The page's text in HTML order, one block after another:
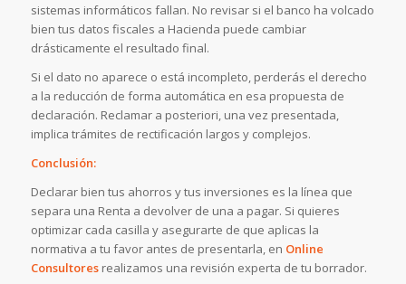
sistemas informáticos fallan. No revisar si el banco ha volcado
bien tus datos fiscales a Hacienda puede cambiar
drásticamente el resultado final.
Si el dato no aparece o está incompleto, perderás el derecho
a la reducción de forma automática en esa propuesta de
declaración. Reclamar a posteriori, una vez presentada,
implica trámites de rectificación largos y complejos.
Conclusión:
Declarar bien tus ahorros y tus inversiones es la línea que
separa una Renta a devolver de una a pagar. Si quieres
optimizar cada casilla y asegurarte de que aplicas la
normativa a tu favor antes de presentarla, en Online
Consultoresrealizamos una revisión experta de tu borrador.